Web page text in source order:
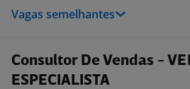
Vagas semelhantes
Consultor De Vendas -
ESPECIALISTA